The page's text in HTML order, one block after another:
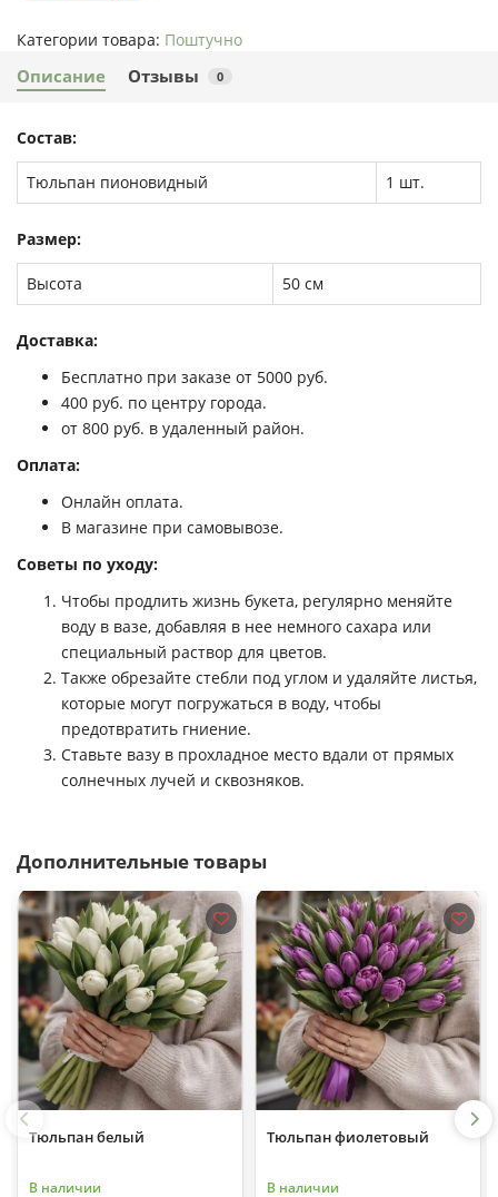
Категории товара: Поштучно
Описание Отзывы 0
Состав:
Тюльпан пионовидный 1 шт.
Размер:
Высота 50 см
Доставка:
Бесплатно при заказе от 5000 руб.
400 руб. по центру города.
от 800 руб. в удаленный район.
Оплата:
Онлайн оплата.
В магазине при самовывозе.
Советы по уходу:
Чтобы продлить жизнь букета, регулярно меняйте
воду в вазе, добавляя в нее немного сахара или
специальный раствор для цветов.
Также обрезайте стебли под углом и удаляйте листья,
которые могут погружаться в воду, чтобы
предотвратить гниение.
Ставьте вазу в прохладное место вдали от прямых
солнечных лучей и сквозняков.
Дополнительные товары
Тюльпан белый
В наличии
Тюльпан фиолетовый
В наличии